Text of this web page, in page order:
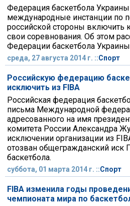
Федерация баскетбола Украины
международные инстанции по
российской стороны
свои соревнования. Об этом
Федерации баскетбола
среда, 27 августа 2014 г. ::Спорт
Российскую федерацию
исключить из FIBA
Российская федерация
письма Международной
адресованного на имя
комитета России Александра
исключении организации из
отозван общегражданский
баскетбола.
суббота, 01 марта 2014 г. ::Спорт
FIBA изменила годы
чемпионата мира по